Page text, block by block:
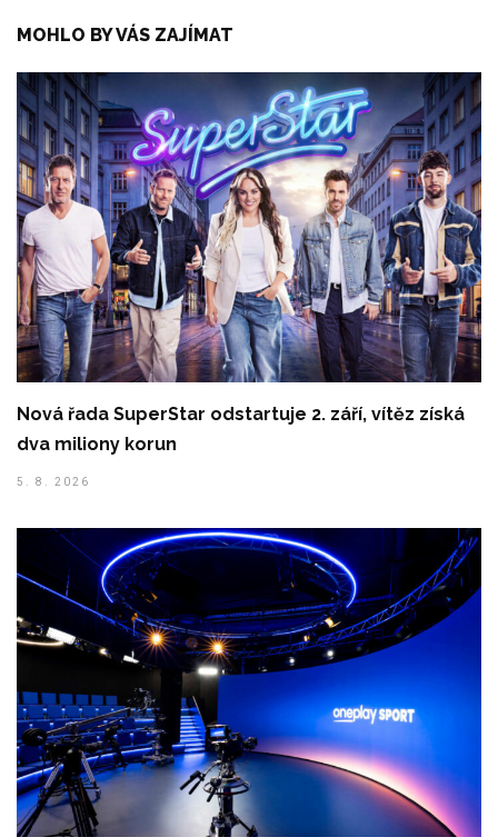
MOHLO BY VÁS ZAJÍMAT
Nová řada SuperStar odstartuje 2. září, vítěz získá
dva miliony korun
5. 8. 2026